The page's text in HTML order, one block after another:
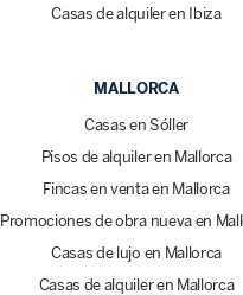
Casas de alquiler en Ibiza
MALLORCA
Casas en Sóller
Pisos de alquiler en Mallorca
Fincas en venta en Mallorca
Promociones de obra nueva en
Casas de lujo en Mallorca
Casas de alquiler en Mallorca